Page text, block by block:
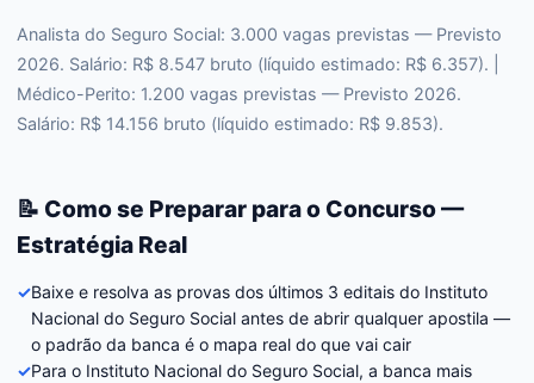
Analista do Seguro Social: 3.000 vagas previstas — Previsto
2026. Salário: R$ 8.547 bruto (líquido estimado: R$ 6.357). |
Médico-Perito: 1.200 vagas previstas — Previsto 2026.
Salário: R$ 14.156 bruto (líquido estimado: R$ 9.853).
📝 Como se Preparar para o Concurso —
Estratégia Real
✓Baixe e resolva as provas dos últimos 3 editais do Instituto
Nacional do Seguro Social antes de abrir qualquer apostila —
o padrão da banca é o mapa real do que vai cair
✓Para o Instituto Nacional do Seguro Social, a banca mais